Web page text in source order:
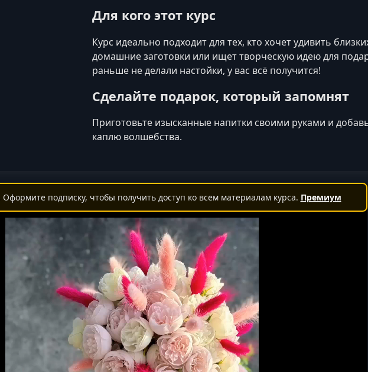
Для кого этот курс
Курс идеально подходит для тех, кто хочет удивить
домашние заготовки или ищет творческую идею для
раньше не делали настойки, у вас всё получится!
Сделайте подарок, который запомнят
Приготовьте изысканные напитки своими руками и
каплю волшебства.
подписку, чтобы получить доступ ко всем материалам курса. Премиум